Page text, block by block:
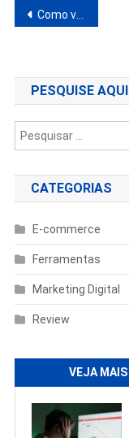
Navegação
Post
Como vender os produtos digitais no projeto compartilhamento espartano?
PESQUISE AQUI
CATEGORIAS
E-commerce
Ferramentas
Marketing Digital
Review
VEJA MAIS